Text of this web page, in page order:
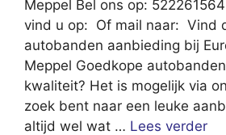
Meppel Bel ons op:
vind u op: Of mail naar: Vind
autobanden aanbieding bij
Meppel Goedkope
kwaliteit? Het is mogelijk via
zoek bent naar een leuke
altijd wel wat … Lees verder